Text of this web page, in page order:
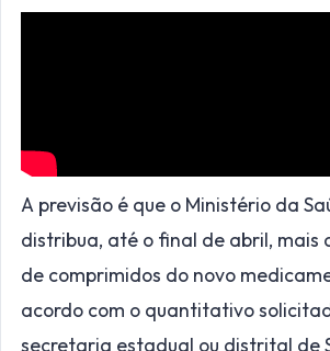
A previsão é que o Ministério da
distribua, até o final de abril, mais
de comprimidos do novo
acordo com o quantitativo
secretaria estadual ou distrital de